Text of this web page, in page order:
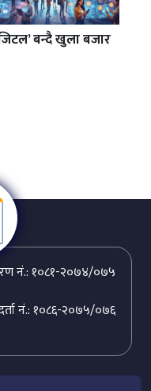
बन्दै खुला बजार
नं.: १०८१-२०७४/०७५
नं.: १०८६-२०७५/०७६